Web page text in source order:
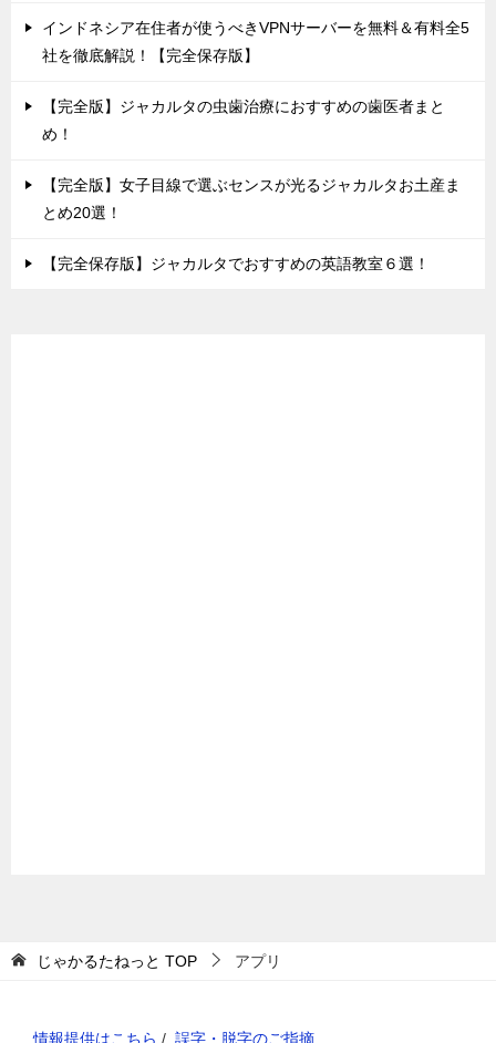
インドネシア在住者が使うべきVPNサーバーを無料＆有料全5
社を徹底解説！【完全保存版】
【完全版】ジャカルタの虫歯治療におすすめの歯医者まと
め！
【完全版】女子目線で選ぶセンスが光るジャカルタお土産ま
とめ20選！
【完全保存版】ジャカルタでおすすめの英語教室６選！
じゃかるたねっと TOP アプリ
情報提供はこちら / 誤字・脱字のご指摘